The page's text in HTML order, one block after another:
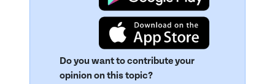
Do you want to contribute your
opinion on this topic?